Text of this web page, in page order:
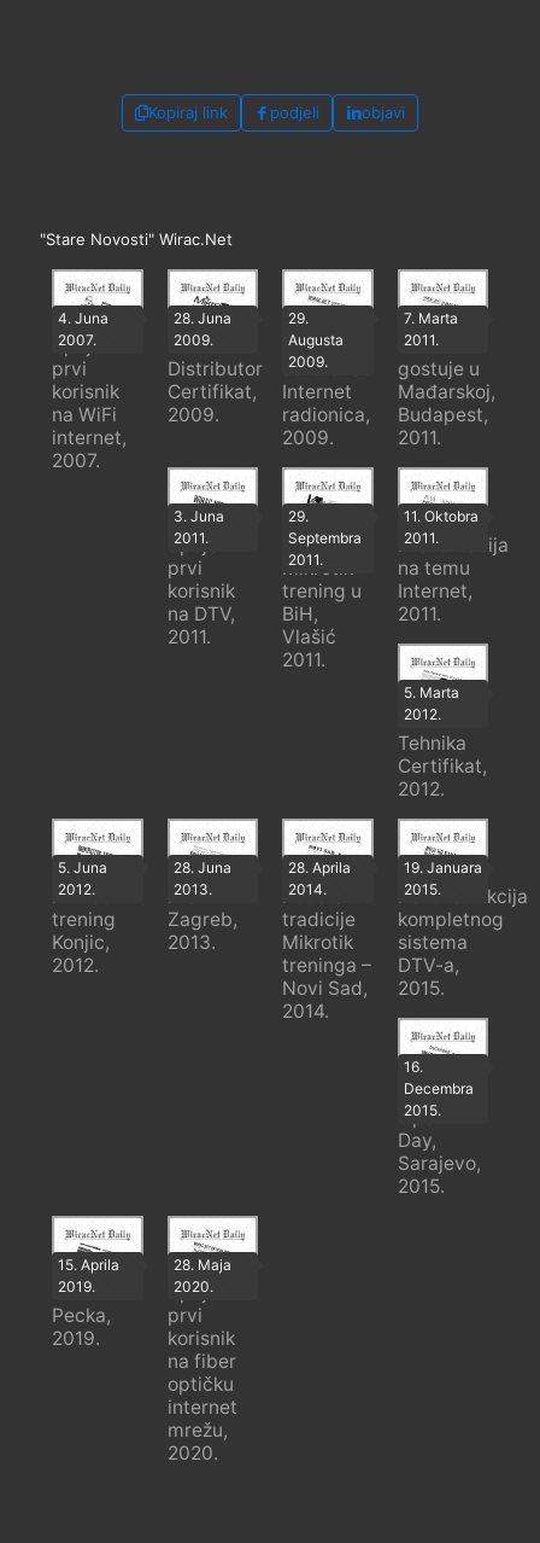
Kopiraj link podjeli objavi
"Stare Novosti" Wirac.Net
4. Juna
2007.
Spojen
prvi
korisnik
na WiFi
internet,
2007.
28. Juna
2009.
Mikrotik
Distributor
Certifikat,
2009.
29.
Augusta
2009.
Prva
otvorena
Internet
radionica,
2009.
7. Marta
2011.
Wirac.Net
gostuje u
Mađarskoj,
Budapest,
2011.
3. Juna
2011.
Spojen
prvi
korisnik
na DTV,
2011.
29.
Septembra
2011.
Prvi
Mikrotik
trening u
BiH,
Vlašić
2011.
11. Oktobra
2011.
Prezentacija
na temu
Internet,
2011.
5. Marta
2012.
SAF
Tehnika
Certifikat,
2012.
5. Juna
2012.
Mikrotik
trening
Konjic,
2012.
28. Juna
2013.
MUM
Zagreb,
2013.
28. Aprila
2014.
Početak
tradicije
Mikrotik
treninga –
Novi Sad,
2014.
19. Januara
2015.
Rekonstrukcija
kompletnog
sistema
DTV-a,
2015.
16.
Decembra
2015.
Mikrotik
Open
Day,
Sarajevo,
2015.
15. Aprila
2019.
Wild WiFi
Pecka,
2019.
28. Maja
2020.
Spojen
prvi
korisnik
na fiber
optičku
internet
mrežu,
2020.